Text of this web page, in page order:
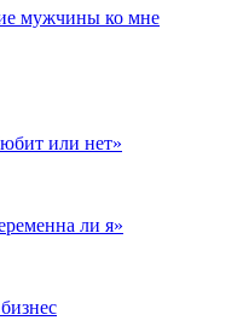
мужчины ко мне
или нет»
ли я»